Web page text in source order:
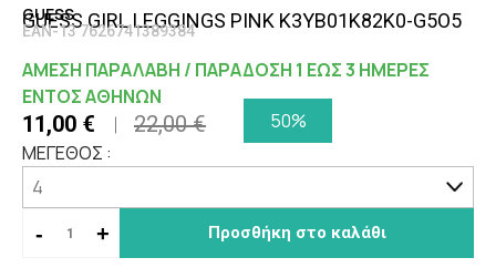
GUESS
GUESS GIRL LEGGINGS PINK K3YB01K82K0-G5O5
EAN-13 7626741389384
ΑΜΕΣΗ ΠΑΡΑΛΑΒΗ / ΠΑΡΑΔΟΣΗ 1 ΕΩΣ 3 ΗΜΕΡΕΣ
ΕΝΤΟΣ ΑΘΗΝΩΝ
11,00 € 22,00 €
50%
ΜΕΓΕΘΟΣ :
- + Προσθήκη στο καλάθι